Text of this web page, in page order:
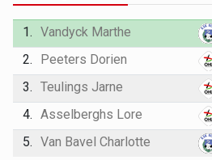
1. Vandyck Marthe
2.
Peeters Dorien
3. Teulings Jarne
4. Asselberghs Lore
5. Van Bavel Charlotte